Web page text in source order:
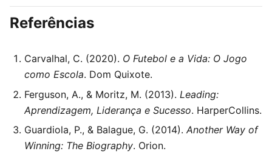
Referências
Carvalhal, C. (2020). O Futebol e a Vida: O Jogo
como Escola. Dom Quixote.
Ferguson, A., & Moritz, M. (2013). Leading:
Aprendizagem, Liderança e Sucesso. HarperCollins.
Guardiola, P., & Balague, G. (2014). Another Way of
Winning: The Biography. Orion.